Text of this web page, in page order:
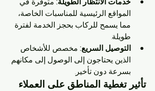
المواقع الرئيسية للمناسبات الخاصة،
مما يسمح للركاب بحجز الخدمة لفترة
طويلة.
التوصيل السريع: مخصص للأشخاص
الذين يحتاجون إلى الوصول إلى مكانهم
بسرعة دون تأخير.
تأثير تغطية المناطق على العملاء